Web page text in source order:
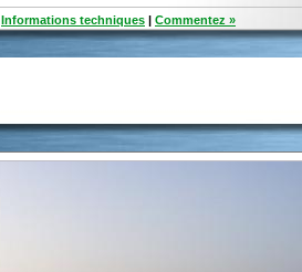
Informations techniques | Commentez »